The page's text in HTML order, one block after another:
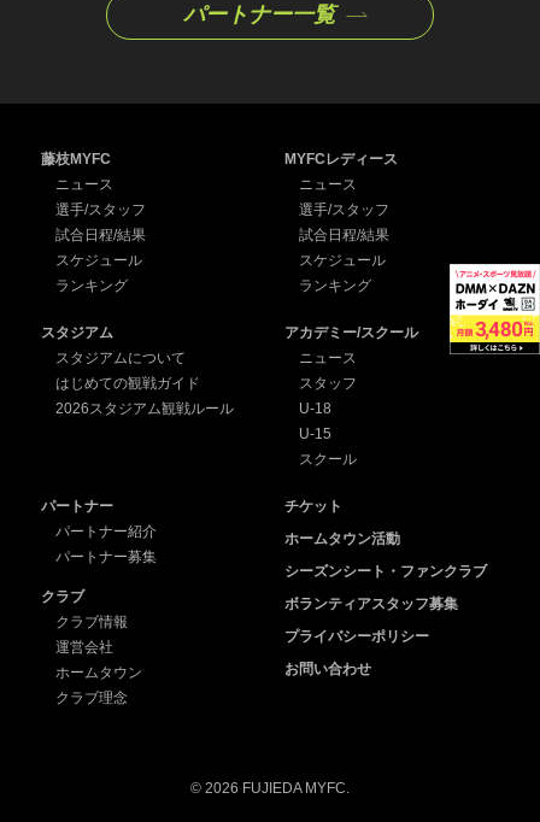
パートナー一覧
藤枝MYFC
ニュース
選手/スタッフ
試合日程/結果
スケジュール
ランキング
MYFCレディース
ニュース
選手/スタッフ
試合日程/結果
スケジュール
ランキング
スタジアム
スタジアムについて
はじめての観戦ガイド
2026スタジアム観戦ルール
アカデミー/スクール
ニュース
スタッフ
U-18
U-15
スクール
パートナー
パートナー紹介
パートナー募集
クラブ
クラブ情報
運営会社
ホームタウン
クラブ理念
チケット
ホームタウン活動
シーズンシート・ファンクラブ
ボランティアスタッフ募集
プライバシーポリシー
お問い合わせ
© 2026 FUJIEDA MYFC.